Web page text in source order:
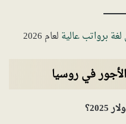
برواتب عالية لعام 2026
في روسيا